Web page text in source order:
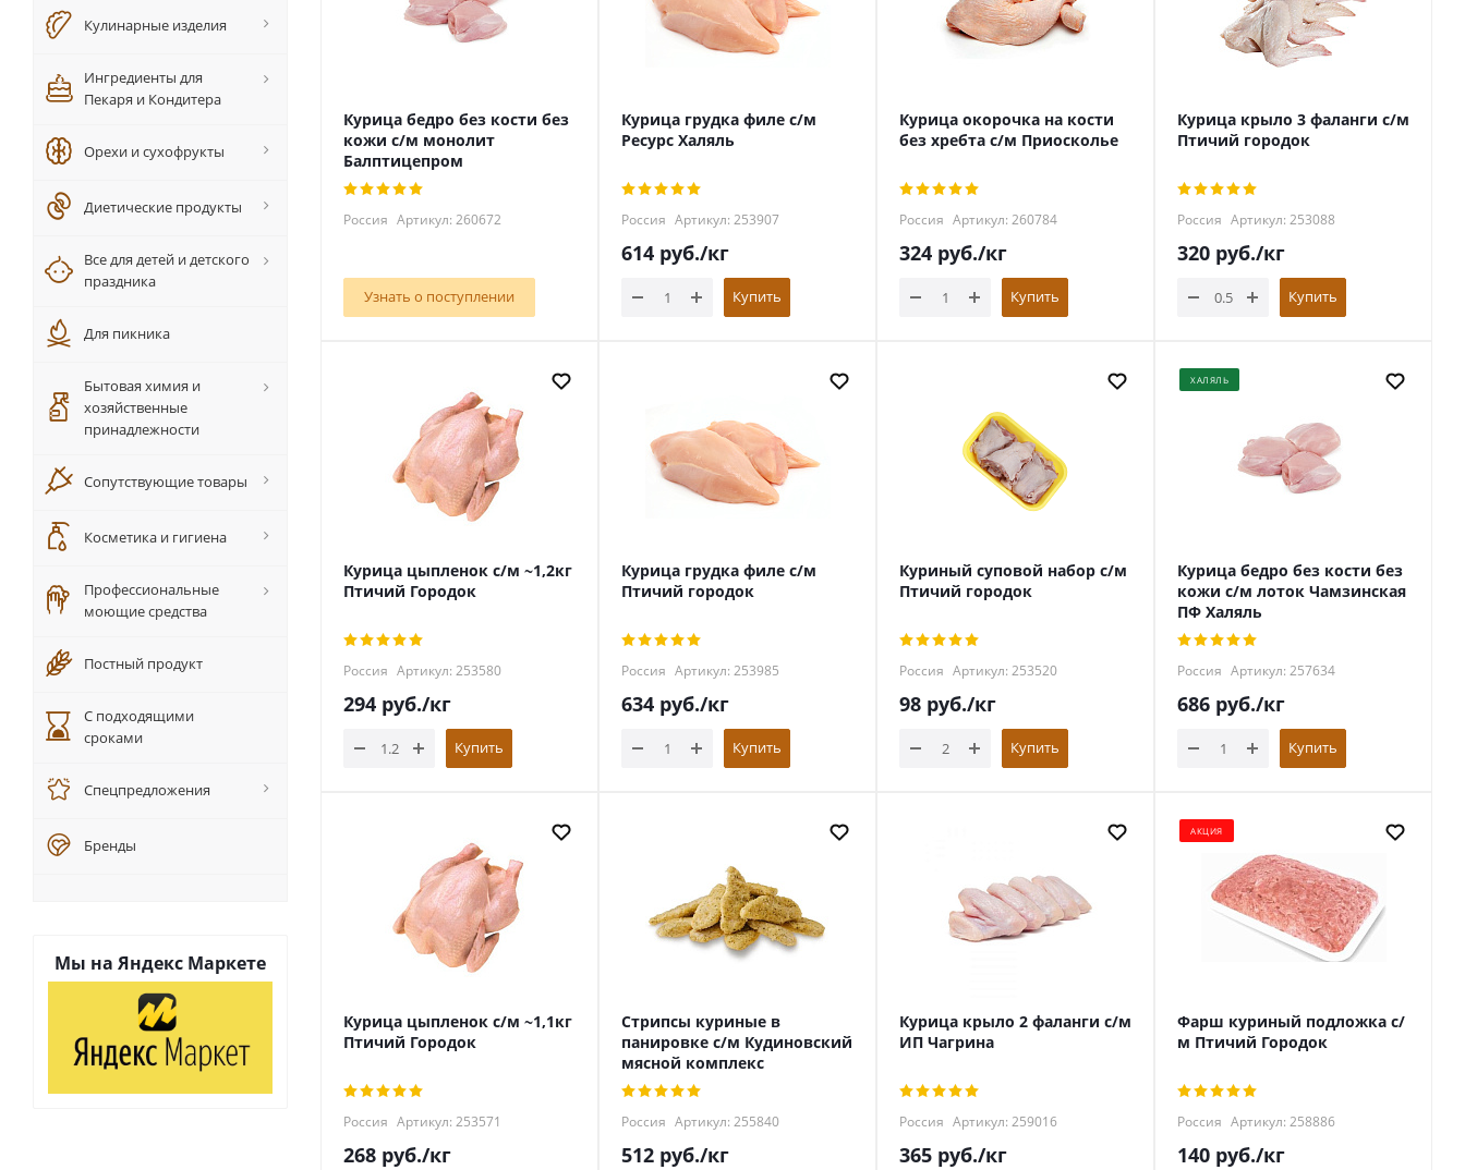
Курица бедро без кости без
кожи с/м монолит
Балптицепром
Россия Артикул: 260672
Узнать о поступлении
Курица грудка филе с/м
Ресурс Халяль
Россия Артикул: 253907
614 руб./кг
Купить
Курица окорочка на кости
без хребта с/м Приосколье
Россия Артикул: 260784
324 руб./кг
Купить
Курица крыло 3 фаланги с/м
Птичий городок
Россия Артикул: 253088
320 руб./кг
Купить
Курица цыпленок с/м ~1,2кг
Птичий Городок
Россия Артикул: 253580
294 руб./кг
Купить
Курица грудка филе с/м
Птичий городок
Россия Артикул: 253985
634 руб./кг
Купить
Куриный суповой набор с/м
Птичий городок
Россия Артикул: 253520
98 руб./кг
Купить
ХАЛЯЛЬ
Курица бедро без кости без
кожи с/м лоток Чамзинская
ПФ Халяль
Россия Артикул: 257634
686 руб./кг
Купить
Курица цыпленок с/м ~1,1кг
Птичий Городок
Россия Артикул: 253571
268 руб./кг
Стрипсы куриные в
панировке с/м Кудиновский
мясной комплекс
Россия Артикул: 255840
512 руб./кг
Курица крыло 2 фаланги с/м
ИП Чагрина
Россия Артикул: 259016
365 руб./кг
АКЦИЯ
Фарш куриный подложка с/
м Птичий Городок
Россия Артикул: 258886
140 руб./кг
Кулинарные изделия
Ингредиенты для
Пекаря и Кондитера
Орехи и сухофрукты
Диетические продукты
Все для детей и детского
праздника
Для пикника
Бытовая химия и
хозяйственные
принадлежности
Сопутствующие товары
Косметика и гигиена
Профессиональные
моющие средства
Постный продукт
С подходящими
сроками
Спецпредложения
Бренды
Мы на Яндекс Маркете